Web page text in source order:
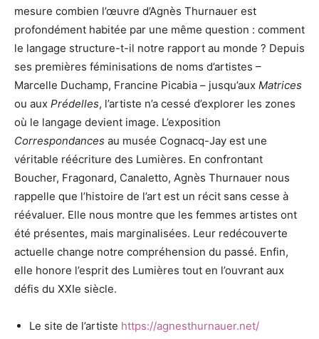
mesure combien l’œuvre d’Agnès Thurnauer est
profondément habitée par une même question : comment
le langage structure-t-il notre rapport au monde ? Depuis
ses premières féminisations de noms d’artistes –
Marcelle Duchamp, Francine Picabia – jusqu’aux Matrices
ou aux Prédelles, l’artiste n’a cessé d’explorer les zones
où le langage devient image. L’exposition
Correspondances au musée Cognacq-Jay est une
véritable réécriture des Lumières. En confrontant
Boucher, Fragonard, Canaletto, Agnès Thurnauer nous
rappelle que l’histoire de l’art est un récit sans cesse à
réévaluer. Elle nous montre que les femmes artistes ont
été présentes, mais marginalisées. Leur redécouverte
actuelle change notre compréhension du passé. Enfin,
elle honore l’esprit des Lumières tout en l’ouvrant aux
défis du XXIe siècle.
Le site de l’artiste https://agnesthurnauer.net/